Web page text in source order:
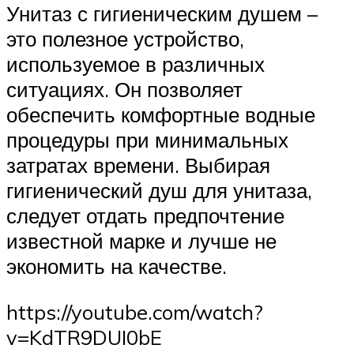
Унитаз с гигиеническим душем –
это полезное устройство,
используемое в различных
ситуациях. Он позволяет
обеспечить комфортные водные
процедуры при минимальных
затратах времени. Выбирая
гигиенический душ для унитаза,
следует отдать предпочтение
известной марке и лучше не
экономить на качестве.
https://youtube.com/watch?
v=KdTR9DUI0bE